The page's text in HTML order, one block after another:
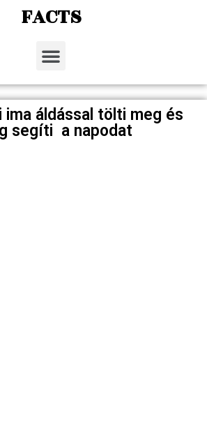
FACTS
ima áldással tölti meg és
segíti a napodat